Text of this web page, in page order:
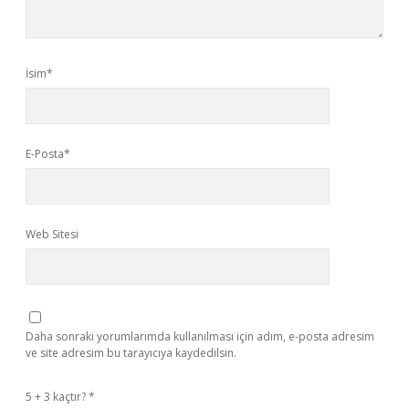
İsim*
E-Posta*
Web Sitesi
Daha sonraki yorumlarımda kullanılması için adım, e-posta adresim
ve site adresim bu tarayıcıya kaydedilsin.
5 + 3 kaçtır?*